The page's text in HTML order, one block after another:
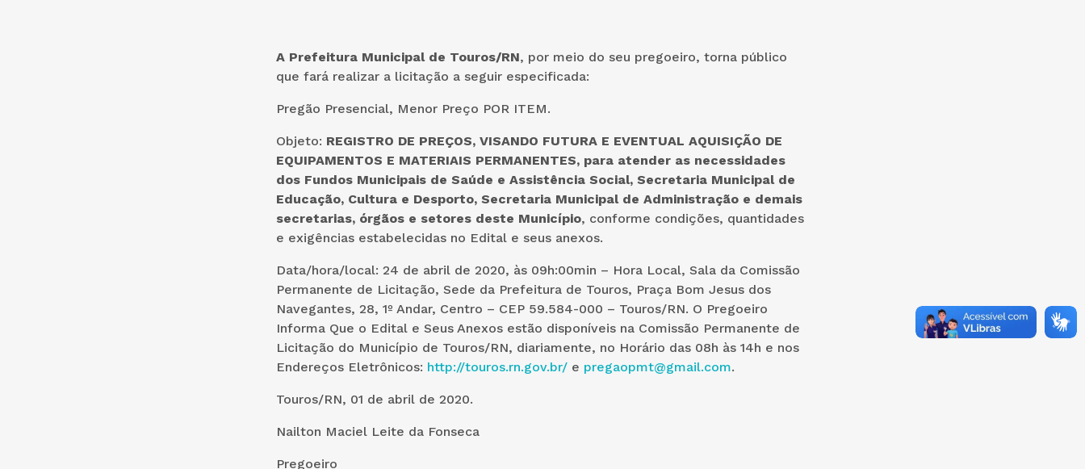
A Prefeitura Municipal de Touros/RN, por meio do seu pregoeiro, torna público
que fará realizar a licitação a seguir especificada:
Pregão Presencial, Menor Preço POR ITEM.
Objeto: REGISTRO DE PREÇOS, VISANDO FUTURA E EVENTUAL AQUISIÇÃO DE
EQUIPAMENTOS E MATERIAIS PERMANENTES, para atender as necessidades
dos Fundos Municipais de Saúde e Assistência Social, Secretaria Municipal de
Educação, Cultura e Desporto, Secretaria Municipal de Administração e demais
secretarias, órgãos e setores deste Município, conforme condições, quantidades
e exigências estabelecidas no Edital e seus anexos.
Data/hora/local: 24 de abril de 2020, às 09h:00min – Hora Local, Sala da Comissão
Permanente de Licitação, Sede da Prefeitura de Touros, Praça Bom Jesus dos
Navegantes, 28, 1º Andar, Centro – CEP 59.584-000 – Touros/RN. O Pregoeiro
Informa Que o Edital e Seus Anexos estão disponíveis na Comissão Permanente de
Licitação do Município de Touros/RN, diariamente, no Horário das 08h às 14h e nos
Endereços Eletrônicos: http://touros.rn.gov.br/e pregaopmt@gmail.com.
Touros/RN, 01 de abril de 2020.
Nailton Maciel Leite da Fonseca
Pregoeiro